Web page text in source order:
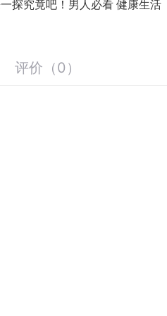
探究竟吧！男人必看 健康生活
评价 （0 ）